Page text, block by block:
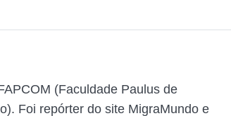
(Faculdade Paulus de
Foi repórter do site MigraMundo e